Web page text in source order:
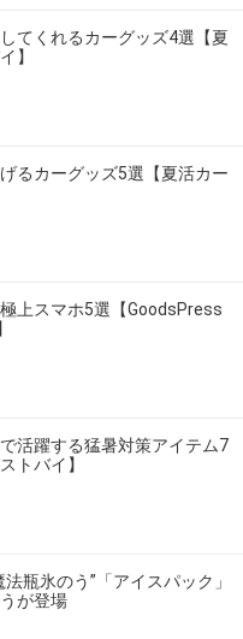
てくれるカーグッズ4選【夏
】
るカーグッズ5選【夏活カー
上スマホ5選【GoodsPress
活躍する猛暑対策アイテム7
トバイ】
瓶氷のう”「アイスパック」
が登場